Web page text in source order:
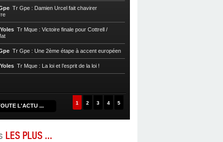
Tr Gpe : Damien Urcel fait chavirer
Tr Mque : Victoire finale pour Cottrell /
Tr Gpe : Une 2ème étape à accent européen
Tr Mque : La loi et l’esprit de la loi !
L'ACTU ... 1 2 3 4 5
LES PLUS ...